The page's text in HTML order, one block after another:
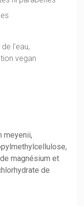
l'eau,
vegan
meyenii,
magnésium et
de